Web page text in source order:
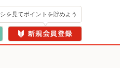
を見てポイントを貯めよう